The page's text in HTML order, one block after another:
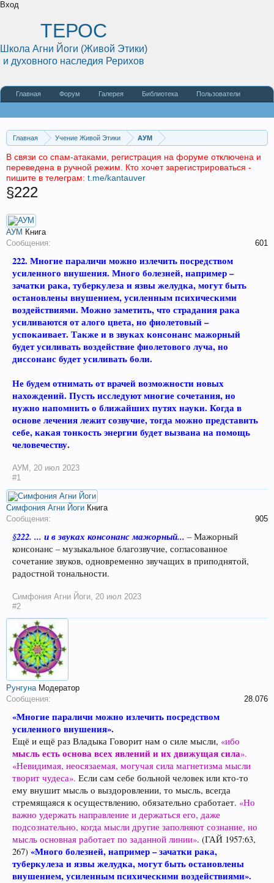
Вход
Главная Учение Живой Этики АУМ
В связи со спам-атаками, регистрация на форуме отключена и
переведена в ручной режим. Кто хочет зарегистрироваться -
пишите в телеграм: t.me/kantauver
§222
АУМ Книга
Сообщения:
601
222. Многие параличи можно излечить посредством
усиленного внушения. Много болезней, например –
зачатки рака, туберкулеза и язвы желудка, могут быть
остановлены внушением, усиленным психическими
воздействиями. Можно заметить, что страдания рака
усиливаются от алого цвета, но фиолетовый –
успокаивает. Также и в звуках консонанс мажорный
будет усиливать воздействие фиолетового луча, но
диссонанс будет усиливать боли.
Не будем отнимать от врачей возможности новых
нахождений. Пусть исследуют многие сочетания, но
нужно напомнить о ближайших путях науки. Когда в
основе лечения лежит созвучие, тогда можно представить
себе, какая тонкость энергии будет вызвана на помощь
человечеству.
АУМ , 20 июл 2023
#1
Симфония Агни Йоги Книга
Сообщения:
905
§222. ... и в звуках консонанс мажорный... – Мажорный
консонанс – музыкальное благозвучие, согласованное
сочетание звуков, одновременно звучащих в приподнятой,
радостной тональности.
Симфония Агни Йоги, 20 июл 2023
#2
Рунгуна Модератор
Сообщения:
28.076
«Многие параличи можно излечить посредством
усиленного внушения».
Ещё и ещё раз Владыка Говорит нам о силе мысли, «ибо
мысль есть основа всех явлений и их движущая сила».
«Невидимая, неосязаемая, могучая сила магнетизма мысли
творит чудеса». Если сам себе больной человек или кто-то
ему внушит мысль о выздоровлении, то мысль, всегда
стремящаяся к осуществлению, обязательно сработает. «Но
важно удержать направление и держаться его, даже
подсознательно, когда мысли другие заполняют сознание, но
мысль основная работает по заданной линии». (ГАЙ 1957:63,
267) «Много болезней, например – зачатки рака,
туберкулеза и язвы желудка, могут быть остановлены
внушением, усиленным психическими воздействиями».
ТЕРОС
Школа Агни Йоги (Живой Этики)
и духовного наследия Рерихов
Главная Форум Галерея Библиотека Пользователи